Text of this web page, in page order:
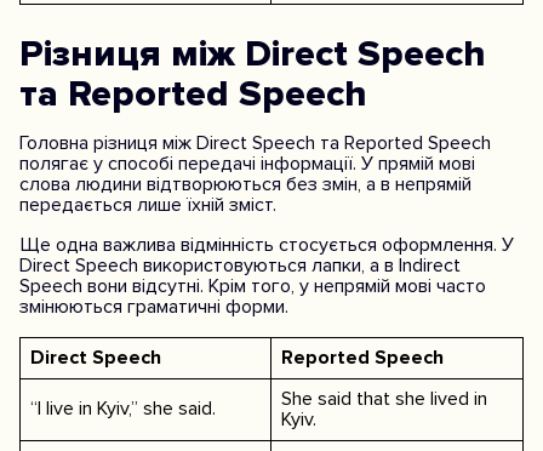
Різниця між Direct Speech
та Reported Speech
Головна різниця між Direct Speech та Reported Speech
полягає у способі передачі інформації. У прямій мові
слова людини відтворюються без змін, а в непрямій
передається лише їхній зміст.
Ще одна важлива відмінність стосується оформлення. У
Direct Speech використовуються лапки, а в Indirect
Speech вони відсутні. Крім того, у непрямій мові часто
змінюються граматичні форми.
Direct Speech Reported Speech
“I live in Kyiv,” she said.
She said that she lived in
Kyiv.